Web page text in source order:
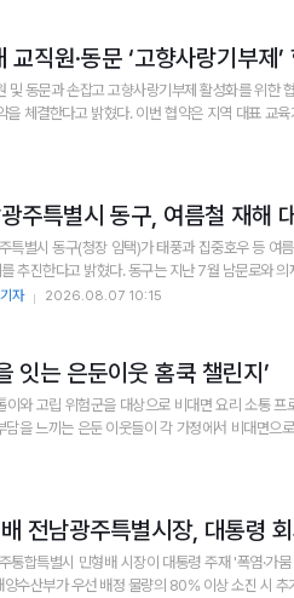
직원·동문 ‘고향사랑기부제’
및 동문과 손잡고 고향사랑기부제 활성화를 위한
조선대학교와 협력해 고향사랑기부 문화를 확산하
'건강 노년맞이(웰에이징) 기부 사업'을 공동 발
주특별시 동구, 여름철 재해
특별시 동구(청장 임택)가 태풍과 집중호우 등 여
제 정비를 추진한다고 밝혔다. 동구는 지
자 2026.08.07 10:15
잇는 은둔이웃 홈쿡 챌린지’
와 고립 위험군을 대상으로 비대면 요리 소통
를 통해 결과물을 공유하며 교류한다. 이를
전남광주특별시장, 대통령
통합특별시 민형배 시장이 대통령 주재 '폭염·가